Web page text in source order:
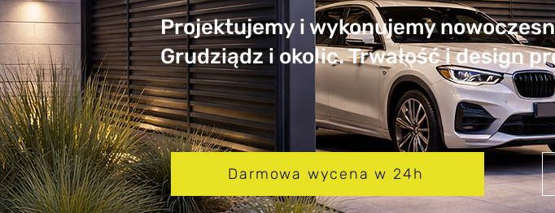
Projektujemy i wykonujemy
Grudziądz i okolic. Trwałość i design
Darmowa wycena w 24h